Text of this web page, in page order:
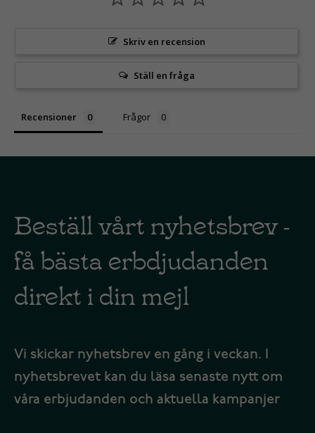
Skriv en recension
Ställ en fråga
Recensioner Frågor
Beställ vårt nyhetsbrev -
få bästa erbdjudanden
direkt i din mejl
Vi skickar nyhetsbrev en gång i veckan. I
nyhetsbrevet kan du läsa senaste nytt om
våra erbjudanden och aktuella kampanjer